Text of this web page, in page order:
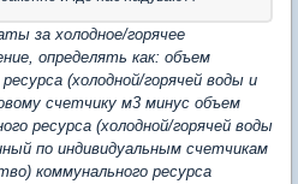
за холодное/горячее
определять как: объем
(холодной/горячей воды и
счетчику м3 минус объем
ресурса (холодной/горячей воды
по индивидуальным счетчикам
коммунального ресурса